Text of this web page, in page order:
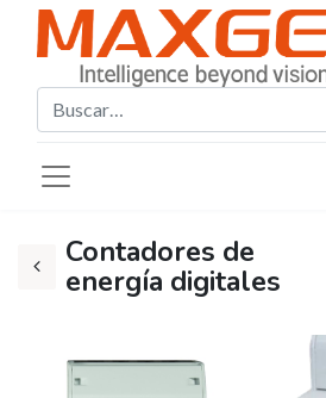
Contadores de
energía digitales